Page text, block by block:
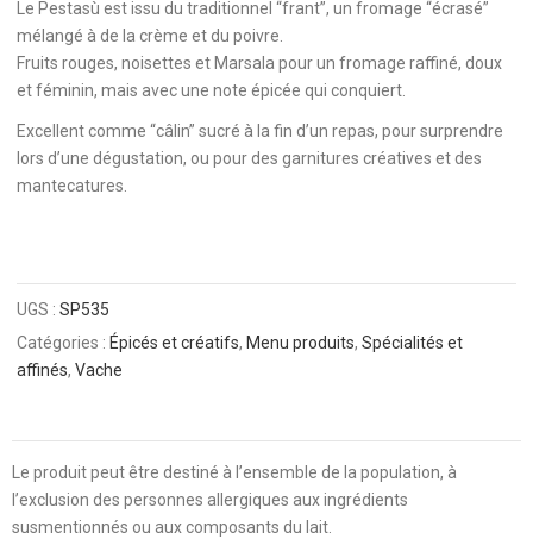
Le Pestasù est issu du traditionnel “frant”, un fromage “écrasé”
mélangé à de la crème et du poivre.
Fruits rouges, noisettes et Marsala pour un fromage raffiné, doux
et féminin, mais avec une note épicée qui conquiert.
Excellent comme “câlin” sucré à la fin d’un repas, pour surprendre
lors d’une dégustation, ou pour des garnitures créatives et des
mantecatures.
UGS :SP535
Catégories : Épicés et créatifs, Menu produits,Spécialités et
affinés,Vache
Le produit peut être destiné à l’ensemble de la population, à
l’exclusion des personnes allergiques aux ingrédients
susmentionnés ou aux composants du lait.